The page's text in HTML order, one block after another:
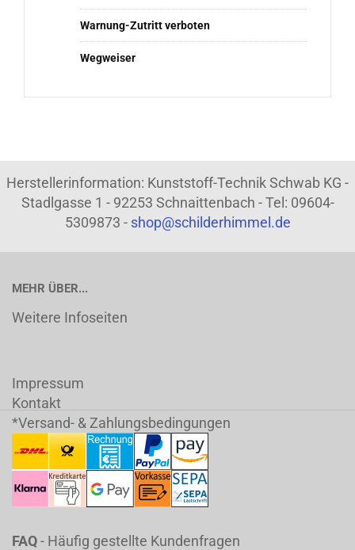
Warnung-Zutritt verboten
Wegweiser
Herstellerinformation: Kunststoff-Technik Schwab KG -
Stadlgasse 1 - 92253 Schnaittenbach - Tel: 09604-
5309873 - shop@schilderhimmel.de
MEHR ÜBER...
Weitere Infoseiten
Impressum
Kontakt
*Versand- & Zahlungsbedingungen
FAQ- Häufig gestellte Kundenfragen